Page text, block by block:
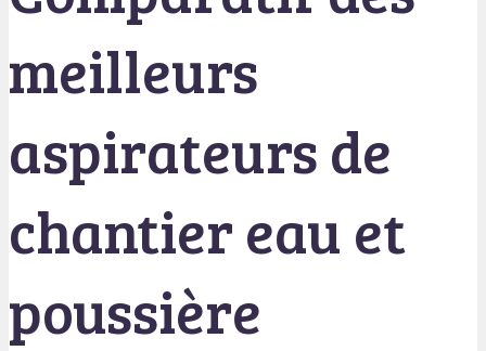
meilleurs
aspirateurs de
chantier eau et
poussière